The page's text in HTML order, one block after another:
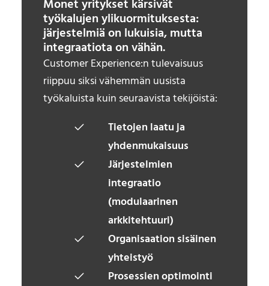
Monet yritykset kärsivät
työkalujen ylikuormituksesta:
järjestelmiä on lukuisia, mutta
integraatiota on vähän.
Customer Experience:n tulevaisuus
riippuu siksi vähemmän uusista
työkaluista kuin seuraavista tekijöistä:
Tietojen laatu ja
yhdenmukaisuus
Järjestelmien
integraatio
(modulaarinen
arkkitehtuuri)
Organisaation sisäinen
yhteistyö
Prosessien optimointi